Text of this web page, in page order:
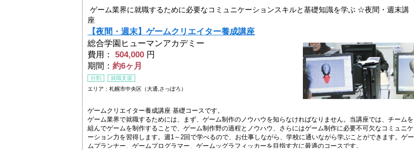
ゲーム業界に就職するために必要なコミュニケーションスキルと基礎知識を学ぶ ☆夜間・週末講
座
【夜間・週末】ゲームクリエイター養成講座
総合学園ヒューマンアカデミー
費用：
504,000 円
期間： 約6ヶ月
分割
就職支援
エリア：札幌市中央区（大通,さっぽろ）
ゲームクリエイター養成講座 基礎コースです。
ゲーム業界で就職するためには、まず、ゲーム制作のノウハウを知らなければなりません。当講座では、チームを
組んでゲームを制作することで、ゲーム制作野の過程とノウハウ、さらにはゲーム制作に必要不可欠なコミュニケ
ーション力を習得します。週1～2回で学べるので、お仕事しながら、学校に通いながら学ぶことができます。ゲー
ムプランナー、ゲームプログラマー、ゲームッグラフィッカーを目指す方に最適のコースです。